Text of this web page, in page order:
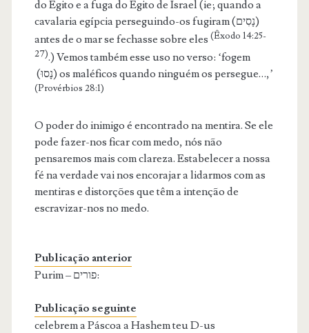
do Egito e a fuga do Egito de Israel (ie; quando a
cavalaria egípcia perseguindo-os fugiram (נָסִים)
antes de o mar se fechasse sobre eles (Êxodo 14:25-
27).) Vemos também esse uso no verso: ‘fogem
(נָסוּ) os maléficos quando ninguém os persegue…,’
(Provérbios 28:1)
O poder do inimigo é encontrado na mentira. Se ele
pode fazer-nos ficar com medo, nós não
pensaremos mais com clareza. Estabelecer a nossa
fé na verdade vai nos encorajar a lidarmos com as
mentiras e distorções que têm a intenção de
escravizar-nos no medo.
Publicação anterior
Purim – פורים:
Publicação seguinte
celebrem a Páscoa a Hashem teu D-us